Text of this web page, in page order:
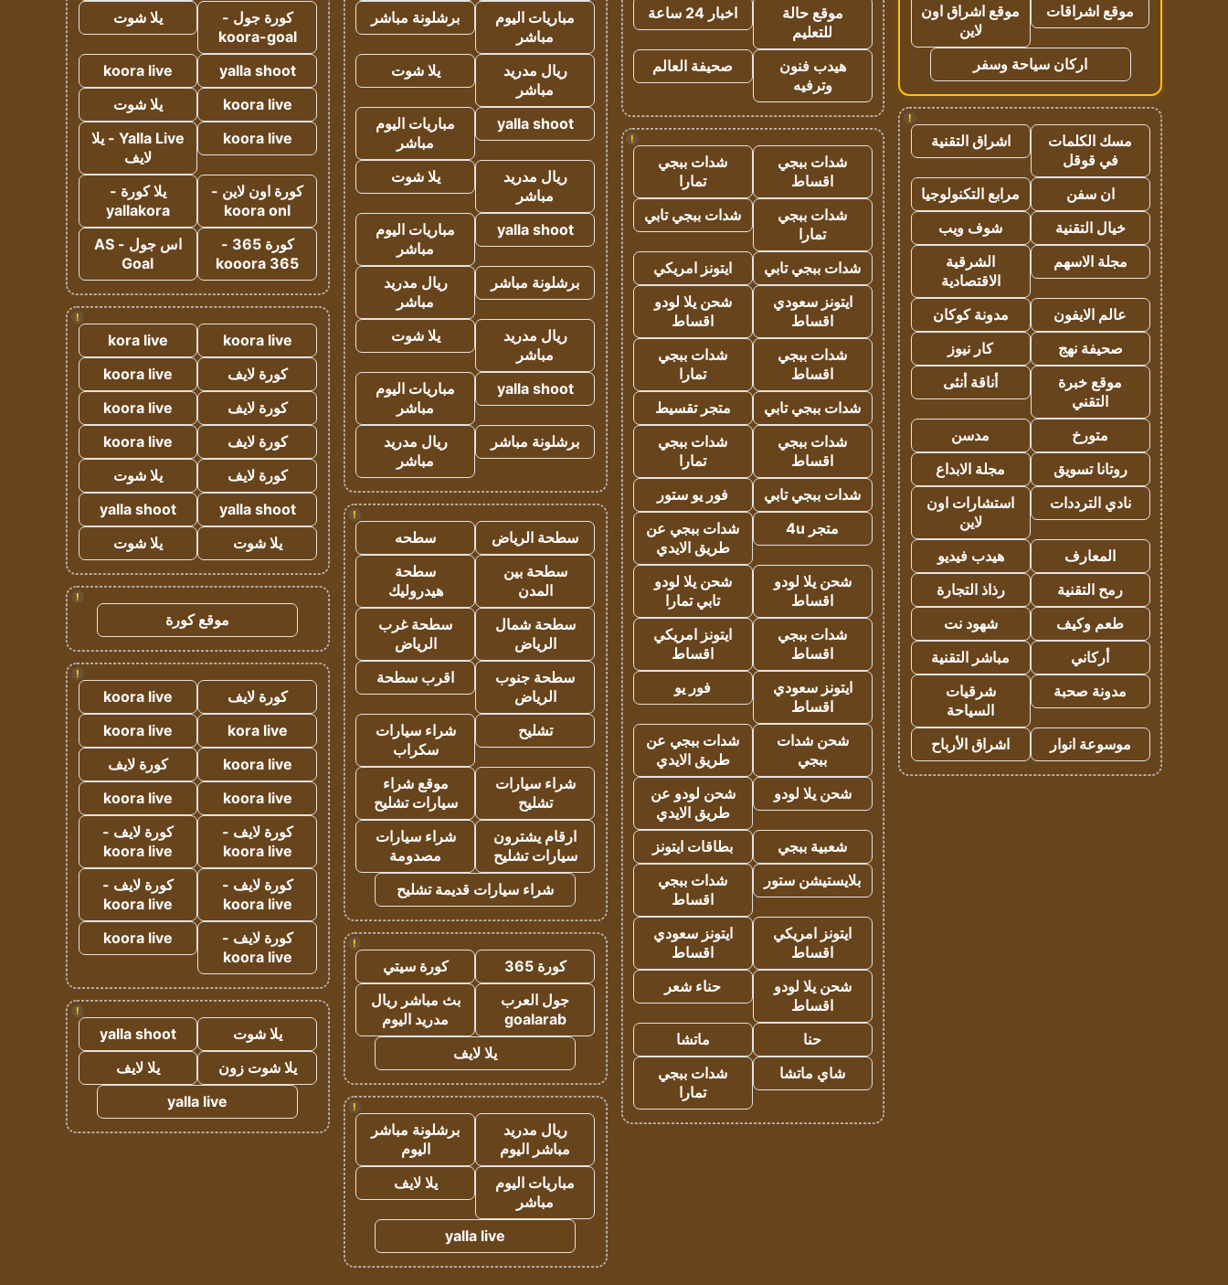
موقع اشراقات
موقع اشراق اون
لاين
اركان سياحة وسفر
!
مسك الكلمات
في قوقل
اشراق التقنية
ان سفن
مرابع التكنولوجيا
خيال التقنية
شوف ويب
مجلة الاسهم
الشرقية
الاقتصادية
عالم الايفون
مدونة كوكان
صحيفة نهج
كار نيوز
موقع خبرة
التقني
أناقة أنثى
متورخ
مدسن
روتانا تسويق
مجلة الابداع
نادي الترددات
استشارات اون
لاين
المعارف
هيدب فيديو
رمح التقنية
رذاذ التجارة
طعم وكيف
شهود نت
أركاني
مباشر التقنية
مدونة صحبة
شرقيات
السياحة
موسوعة انوار
اشراق الأرباح
موقع حالة
للتعليم
اخبار 24 ساعة
هيدب فنون
وترفيه
صحيفة العالم
!
شدات ببجي
اقساط
شدات ببجي
تمارا
شدات ببجي
تمارا
شدات ببجي تابي
شدات ببجي تابي
ايتونز امريكي
ايتونز سعودي
اقساط
شحن يلا لودو
اقساط
شدات ببجي
اقساط
شدات ببجي
تمارا
شدات ببجي تابي
متجر تقسيط
شدات ببجي
اقساط
شدات ببجي
تمارا
شدات ببجي تابي
فور يو ستور
متجر 4u
شدات ببجي عن
طريق الايدي
شحن يلا لودو
اقساط
شحن يلا لودو
تابي تمارا
شدات ببجي
اقساط
ايتونز امريكي
اقساط
ايتونز سعودي
اقساط
فور يو
شحن شدات
ببجي
شدات ببجي عن
طريق الايدي
شحن يلا لودو
شحن لودو عن
طريق الايدي
شعبية ببجي
بطاقات ايتونز
بلايستيشن ستور
شدات ببجي
اقساط
ايتونز امريكي
اقساط
ايتونز سعودي
اقساط
شحن يلا لودو
اقساط
حناء شعر
حنا
ماتشا
شاي ماتشا
شدات ببجي
تمارا
مباريات اليوم
مباشر
برشلونة مباشر
ريال مدريد
مباشر
يلا شوت
yalla shoot
مباريات اليوم
مباشر
ريال مدريد
مباشر
يلا شوت
yalla shoot
مباريات اليوم
مباشر
برشلونة مباشر
ريال مدريد
مباشر
ريال مدريد
مباشر
يلا شوت
yalla shoot
مباريات اليوم
مباشر
برشلونة مباشر
ريال مدريد
مباشر
!
سطحة الرياض
سطحه
سطحة بين
المدن
سطحة
هيدروليك
سطحة شمال
الرياض
سطحة غرب
الرياض
سطحة جنوب
الرياض
اقرب سطحة
تشليح
شراء سيارات
سكراب
شراء سيارات
تشليح
موقع شراء
سيارات تشليح
ارقام يشترون
سيارات تشليح
شراء سيارات
مصدومة
شراء سيارات قديمة تشليح
!
كورة 365
كورة سيتي
جول العرب
goalarab
بث مباشر ريال
مدريد اليوم
يلا لايف
!
ريال مدريد
مباشر اليوم
برشلونة مباشر
اليوم
مباريات اليوم
مباشر
يلا لايف
yalla live
كورة جول -
koora-goal
يلا شوت
yalla shoot
koora live
koora live
يلا شوت
koora live
Yalla Live - يلا
لايف
كورة اون لاين -
koora onl
يلا كورة -
yallakora
كورة 365 -
kooora 365
اس جول - AS
Goal
!
koora live
kora live
كورة لايف
koora live
كورة لايف
koora live
كورة لايف
koora live
كورة لايف
يلا شوت
yalla shoot
yalla shoot
يلا شوت
يلا شوت
!
موقع كورة
!
كورة لايف
koora live
kora live
koora live
koora live
كورة لايف
koora live
koora live
كورة لايف -
koora live
كورة لايف -
koora live
كورة لايف -
koora live
كورة لايف -
koora live
كورة لايف -
koora live
koora live
!
يلا شوت
yalla shoot
يلا شوت زون
يلا لايف
yalla live